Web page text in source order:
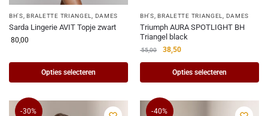
BH'S ,BRALETTE TRIANGEL DAMES
Sarda Lingerie AVIT Topje zwart
80,00
Opties selecteren
BH'S ,BRALETTE TRIANGEL DAMES
Triumph AURA SPOTLIGHT BH
Triangel black
55,00 38,50
Opties selecteren
-30% -40%